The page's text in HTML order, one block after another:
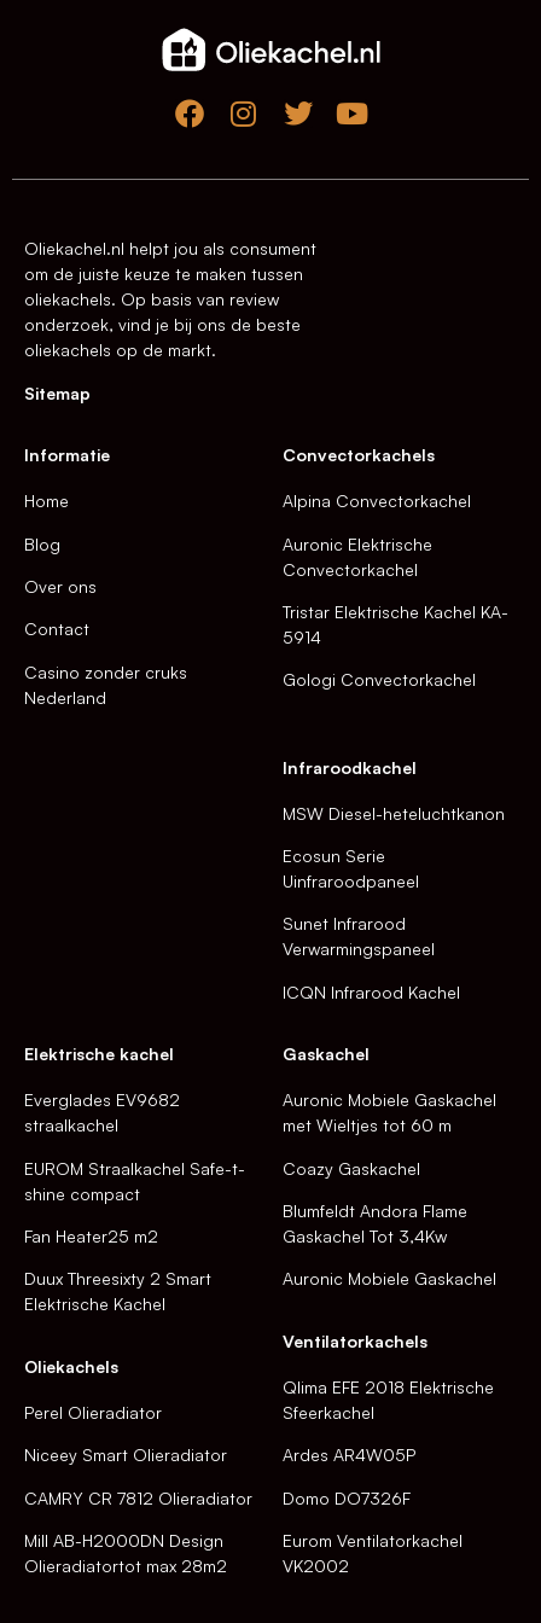
Oliekachel.nl helpt jou als consument
om de juiste keuze te maken tussen
oliekachels. Op basis van review
onderzoek, vind je bij ons de beste
oliekachels op de markt.
Sitemap
Informatie
Home
Blog
Over ons
Contact
Casino zonder cruks
Nederland
Convectorkachels
Alpina Convectorkachel
Auronic Elektrische
Convectorkachel
Tristar Elektrische Kachel KA-
5914
Gologi Convectorkachel
Infraroodkachel
MSW Diesel-heteluchtkanon
Ecosun Serie
Uinfraroodpaneel
Sunet Infrarood
Verwarmingspaneel
ICQN Infrarood Kachel
Elektrische kachel
Everglades EV9682
straalkachel
EUROM Straalkachel Safe-t-
shine compact
Fan Heater25 m2
Duux Threesixty 2 Smart
Elektrische Kachel
Oliekachels
Perel Olieradiator
Niceey Smart Olieradiator
CAMRY CR 7812 Olieradiator
Mill AB-H2000DN Design
Olieradiatortot max 28m2
Gaskachel
Auronic Mobiele Gaskachel
met Wieltjes tot 60 m
Coazy Gaskachel
Blumfeldt Andora Flame
Gaskachel Tot 3,4Kw
Auronic Mobiele Gaskachel
Ventilatorkachels
Qlima EFE 2018 Elektrische
Sfeerkachel
Ardes AR4W05P
Domo DO7326F
Eurom Ventilatorkachel
VK2002